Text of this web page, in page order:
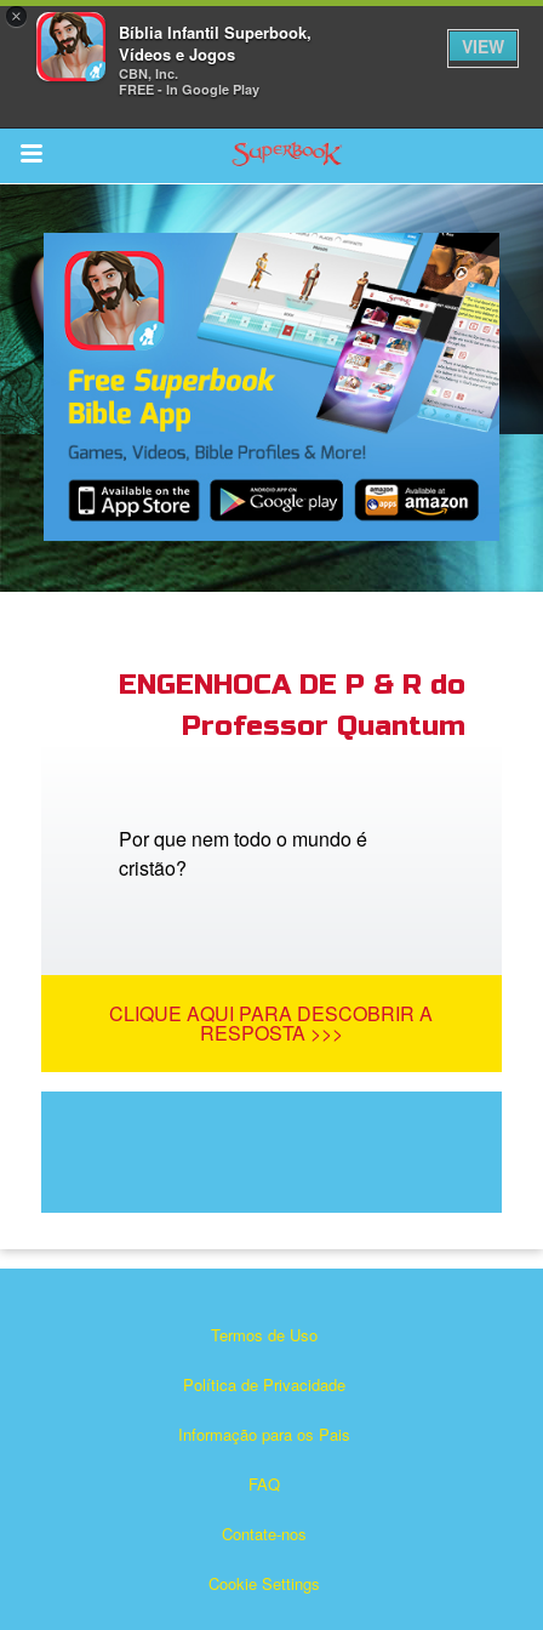
×
Bíblia Infantil Superbook,
Vídeos e Jogos
CBN, Inc.
FREE - In Google Play
VIEW
Return to Content
Bible App
ENGENHOCA DE P & R do
Professor Quantum
Por que nem todo o mundo é
cristão?
CLIQUE AQUI PARA DESCOBRIR A
RESPOSTA >>>
Termos de Uso
Política de Privacidade
Informação para os Pais
FAQ
Contate-nos
Cookie Settings